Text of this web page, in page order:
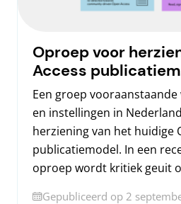
Oproep voor
Access
Een groep
en instellingen in
herziening van het huidige
publicatiemodel. In een
oproep wordt kritiek geuit
Geüpdatet op
Gepubliceerd op 2